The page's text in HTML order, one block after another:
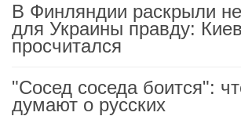
В Финляндии раскрыли
для Украины правду:
просчитался
"Сосед соседа боится":
думают о русских